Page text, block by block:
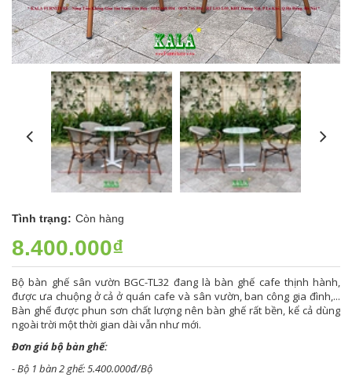
Tình trạng: Còn hàng
8.400.000₫
Bộ bàn ghế sân vườn BGC-TL32 đang là bàn ghế cafe thịnh hành,
được ưa chuộng ở cả ở quán cafe và sân vườn, ban công gia đình,...
Bàn ghế được phun sơn chất lượng nên bàn ghế rất bền, kể cả dùng
ngoài trời một thời gian dài vẫn như mới.
Đơn giá bộ bàn ghế:
- Bộ 1 bàn 2 ghế: 5.400.000đ/Bộ